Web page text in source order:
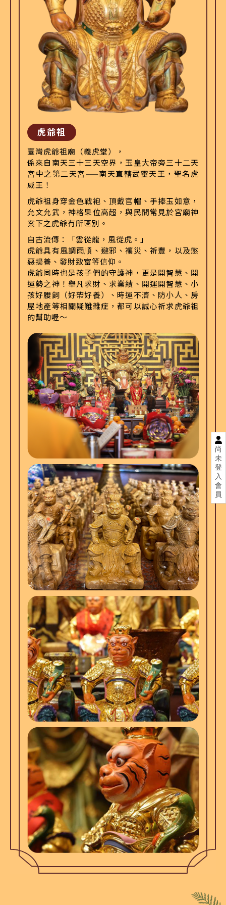
尚
未
登
入
會
員
虎爺祖
臺灣虎爺祖廟（義虎堂），
係來自南天三十三天空界，玉皇大帝旁三十二天
宮中之第二天宮——南天直轄武靈天王，聖名虎
威王！
虎爺祖身穿金色戰袍、頂戴官帽、手捧玉如意，
允文允武，神格果位高超，與民間常見於宮廟神
案下之虎爺有所區別。
自古流傳：「雲從龍，風從虎。」
虎爺具有風調雨順、避邪、禳災、祈豐，以及懲
惡揚善、發財致富等信仰。
虎爺同時也是孩子們的守護神，更是開智慧、開
運勢之神！舉凡求財、求業績、開運開智慧、小
孩好腰飼（好帶好養）、時運不濟、防小人、房
屋地產等相關疑難雜症，都可以誠心祈求虎爺祖
的幫助喔〜